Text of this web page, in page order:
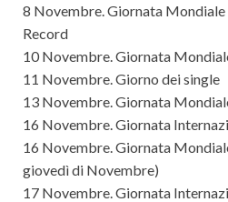
8 Novembre. Giornata Mondiale
Record
10 Novembre. Giornata
11 Novembre. Giorno dei single
13 Novembre. Giornata
16 Novembre. Giornata
16 Novembre. Giornata
giovedì di Novembre)
17 Novembre. Giornata